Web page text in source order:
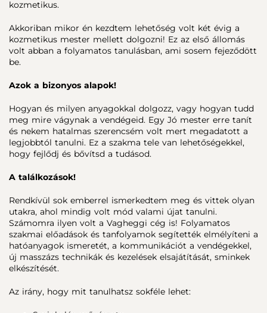
kozmetikus.
Akkoriban mikor én kezdtem lehetőség volt két évig a
kozmetikus mester mellett dolgozni! Ez az első állomás
volt abban a folyamatos tanulásban, ami sosem fejeződött
be.
Azok a bizonyos alapok!
Hogyan és milyen anyagokkal dolgozz, vagy hogyan tudd
meg mire vágynak a vendégeid. Egy Jó mester erre tanít
és nekem hatalmas szerencsém volt mert megadatott a
legjobbtól tanulni. Ez a szakma tele van lehetőségekkel,
hogy fejlődj és bővítsd a tudásod.
A találkozások!
Rendkívül sok emberrel ismerkedtem meg és vittek olyan
utakra, ahol mindig volt mód valami újat tanulni.
Számomra ilyen volt a Vagheggi cég is! Folyamatos
szakmai előadások és tanfolyamok segítették elmélyíteni a
hatóanyagok ismeretét, a kommunikációt a vendégekkel,
új masszázs technikák és kezelések elsajátítását, sminkek
elkészítését.
Az irány, hogy mit tanulhatsz sokféle lehet: